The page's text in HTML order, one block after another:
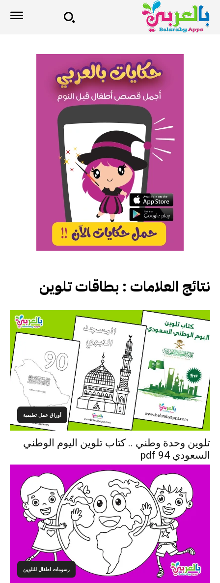
نتائج العلامات : بطاقات تلوين
أوراق عمل تعليمية
تلوين وحدة وطني .. كتاب تلوين اليوم الوطني
السعودي 94 pdf
رسومات اطفال للتلوين